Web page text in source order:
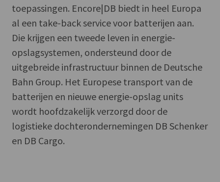
toepassingen. Encore|DB biedt in heel Europa
al een take-back service voor batterijen aan.
Die krijgen een tweede leven in energie-
opslagsystemen, ondersteund door de
uitgebreide infrastructuur binnen de Deutsche
Bahn Group. Het Europese transport van de
batterijen en nieuwe energie-opslag units
wordt hoofdzakelijk verzorgd door de
logistieke dochterondernemingen DB Schenker
en DB Cargo.